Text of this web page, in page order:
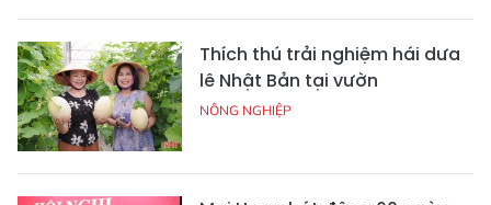
Thích thú trải nghiệm hái dưa
lê Nhật Bản tại vườn
NÔNG NGHIỆP